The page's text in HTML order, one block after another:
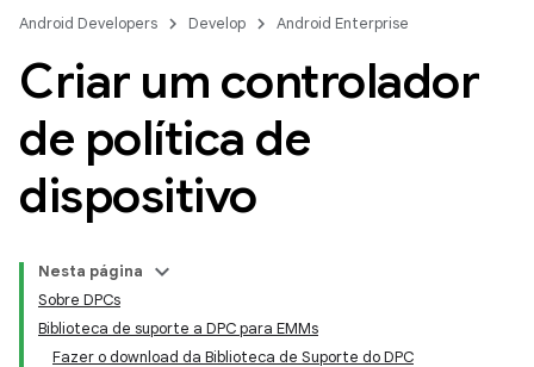
Android Developers Develop Android Enterprise
Criar um controlador
de política de
dispositivo
Nesta página
Sobre DPCs
Biblioteca de suporte a DPC para EMMs
Fazer o download da Biblioteca de Suporte do DPC